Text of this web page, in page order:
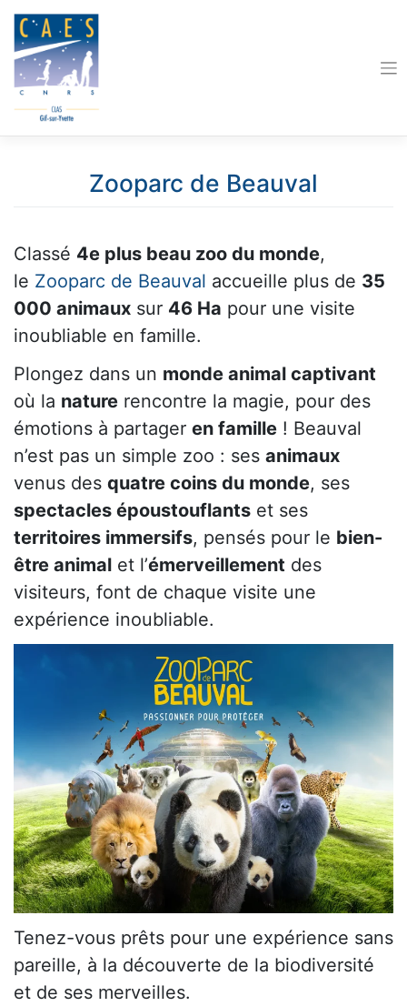
content
Zooparc de Beauval
Classé 4e plus beau zoo du monde,
le Zooparc de Beauval accueille plus de 35
000 animaux sur 46 Ha pour une visite
inoubliable en famille.
Plongez dans un monde animal captivant
où la nature rencontre la magie, pour des
émotions à partager en famille ! Beauval
n’est pas un simple zoo : ses animaux
venus des quatre coins du monde, ses
spectacles époustouflants et ses
territoires immersifs, pensés pour le bien-
être animal et l’émerveillement des
visiteurs, font de chaque visite une
expérience inoubliable.
Tenez-vous prêts pour une expérience sans
pareille, à la découverte de la biodiversité
et de ses merveilles.